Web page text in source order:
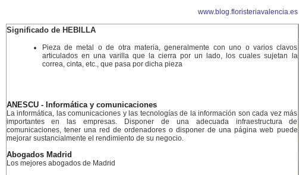
www.blog.floristeriavalencia.es
Significado de HEBILLA
Pieza de metal o de otra materia, generalmente con uno o varios clavos
articulados en una varilla que la cierra por un lado, los cuales sujetan la
correa, cinta, etc., que pasa por dicha pieza
ANESCU - Informática y comunicaciones
La informática, las comunicaciones y las tecnologías de la información son cada vez más
importantes en las empresas. Disponer de una adecuada infraestructura de
comunicaciones, tener una red de ordenadores o disponer de una página web puede
mejorar sustancialmente el rendimiento de su negocio.
Abogados Madrid
Los mejores abogados de Madrid